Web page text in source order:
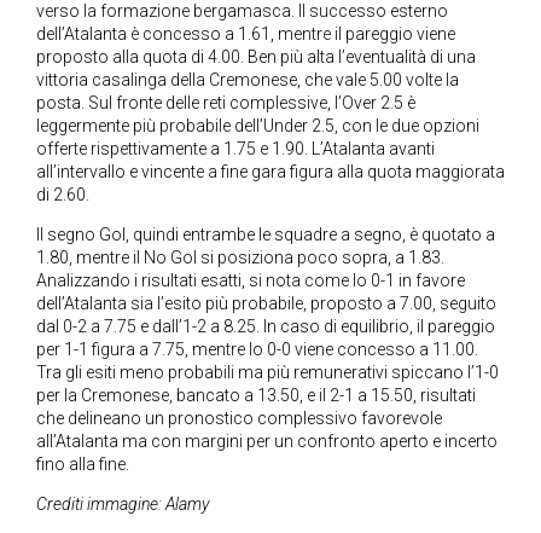
verso la formazione bergamasca. Il successo esterno
dell’Atalanta è concesso a 1.61, mentre il pareggio viene
proposto alla quota di 4.00. Ben più alta l’eventualità di una
vittoria casalinga della Cremonese, che vale 5.00 volte la
posta. Sul fronte delle reti complessive, l’Over 2.5 è
leggermente più probabile dell’Under 2.5, con le due opzioni
offerte rispettivamente a 1.75 e 1.90. L’Atalanta avanti
all’intervallo e vincente a fine gara figura alla quota maggiorata
di 2.60.
Il segno Gol, quindi entrambe le squadre a segno, è quotato a
1.80, mentre il No Gol si posiziona poco sopra, a 1.83.
Analizzando i risultati esatti, si nota come lo 0-1 in favore
dell’Atalanta sia l’esito più probabile, proposto a 7.00, seguito
dal 0-2 a 7.75 e dall’1-2 a 8.25. In caso di equilibrio, il pareggio
per 1-1 figura a 7.75, mentre lo 0-0 viene concesso a 11.00.
Tra gli esiti meno probabili ma più remunerativi spiccano l’1-0
per la Cremonese, bancato a 13.50, e il 2-1 a 15.50, risultati
che delineano un pronostico complessivo favorevole
all’Atalanta ma con margini per un confronto aperto e incerto
fino alla fine.
Crediti immagine: Alamy